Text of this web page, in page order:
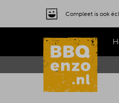
Compleet is ook